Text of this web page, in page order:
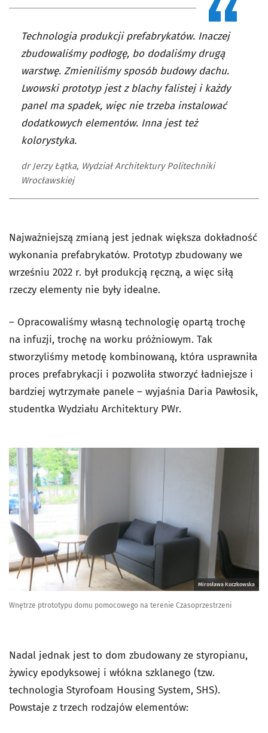
Technologia produkcji prefabrykatów. Inaczej
zbudowaliśmy podłogę, bo dodaliśmy drugą
warstwę. Zmieniliśmy sposób budowy dachu.
Lwowski prototyp jest z blachy falistej i każdy
panel ma spadek, więc nie trzeba instalować
dodatkowych elementów. Inna jest też
kolorystyka.
dr Jerzy Łątka, Wydział Architektury Politechniki
Wrocławskiej
Najważniejszą zmianą jest jednak większa dokładność
wykonania prefabrykatów. Prototyp zbudowany we
wrześniu 2022 r. był produkcją ręczną, a więc siłą
rzeczy elementy nie były idealne.
– Opracowaliśmy własną technologię opartą trochę
na infuzji, trochę na worku próżniowym. Tak
stworzyliśmy metodę kombinowaną, która usprawniła
proces prefabrykacji i pozwoliła stworzyć ładniejsze i
bardziej wytrzymałe panele – wyjaśnia Daria Pawłosik,
studentka Wydziału Architektury PWr.
Mirosława Kuczkowska
Wnętrze ptrototypu domu pomocowego na terenie Czasoprzestrzeni
Nadal jednak jest to dom zbudowany ze styropianu,
żywicy epodyksowej i włókna szklanego (tzw.
technologia Styrofoam Housing System, SHS).
Powstaje z trzech rodzajów elementów: